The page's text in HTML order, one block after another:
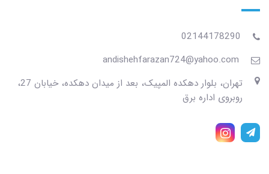
02144178290
andishehfarazan724@yahoo.com
تهران، بلوار دهکده المپیک، بعد از میدان دهکده، خیابان 27،
روبروی اداره برق